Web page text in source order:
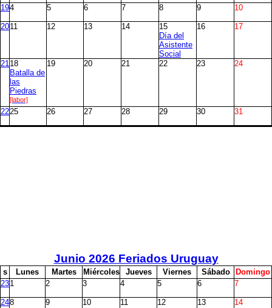
194 5 6 7 8 9 10
2011 12 13 14
15
Día del
Asistente
Social
16 17
2118
Batalla de
las
Piedras
[labor]
19 20 21 22 23 24
2225 26 27 28 29 30 31
Junio 2026 Feriados Uruguay
s Lunes Martes Miércoles Jueves Viernes Sábado Domingo
231 2 3 4 5 6 7
248 9 10 11 12 13 14